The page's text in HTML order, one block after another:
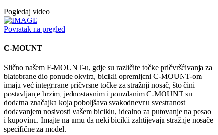
Pogledaj video
Povratak na pregled
C-MOUNT
Slično našem F-MOUNT-u, gdje su različite točke pričvršćivanja za
blatobrane dio ponude okvira, bicikli opremljeni C-MOUNT-om
imaju već integrirane pričvrsne točke za stražnji nosač, što čini
postavljanje brzim, jednostavnim i pouzdanim.C-MOUNT su
dodatna značajka koja poboljšava svakodnevnu svestranost
dodavanjem nosivosti vašem biciklu, idealno za putovanje na posao
i kupovinu. Imajte na umu da neki bicikli zahtijevaju stražnje nosače
specifične za model.